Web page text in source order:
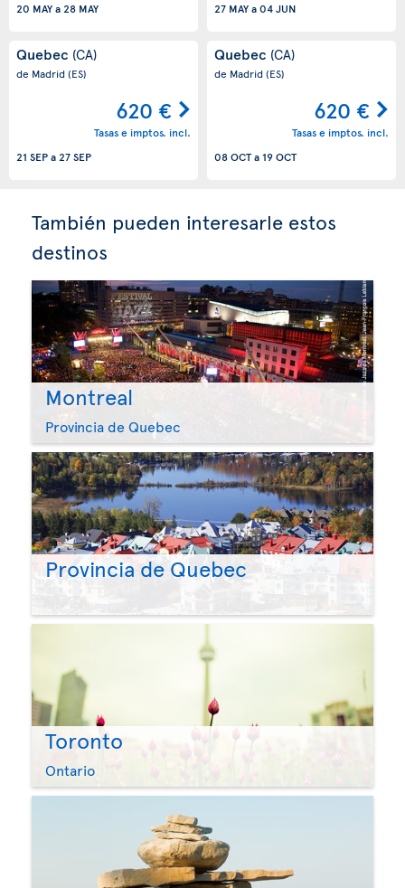
20 MAYa28 MAY
27 MAYa04 JUN
Quebec (CA)
de Madrid(ES)
620 €
Tasas e imptos. incl.
21 SEPa27 SEP
Quebec (CA)
de Madrid(ES)
620 €
Tasas e imptos. incl.
08 OCTa19 OCT
También pueden interesarle estos
destinos
Montreal
Provincia de Quebec
Provincia de Quebec
Toronto
Ontario